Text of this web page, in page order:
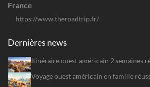
France
https://www.theroadtrip.fr/
Dernières news
Itinéraire ouest américain 2 semaines
Voyage ouest américain en famille